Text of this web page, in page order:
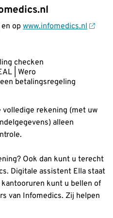
opwww.infomedics.nl
checken
| Wero
betalingsregeling
volledige rekening (met uw
alleen
Ook dan kunt u terecht
Digitale assistent Ella staat
kunt u bellen of
van Infomedics. Zij helpen